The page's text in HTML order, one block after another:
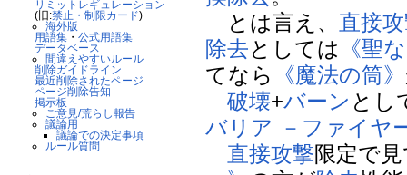
リミットレギュレーション
(旧:禁止・制限カード)
海外版
用語集 ・公式用語集
データベース
間違えやすいルール
削除ガイドライン
最近削除されたページ
ページ削除告知
掲示板
ご意見/荒らし報告
議論用
議論での決定事項
ルール質問
とは言え、 直接
除去としては 《聖
てなら
《魔法の筒》
破壊+バーン とし
バリア －ファイヤ
直接攻撃限定で